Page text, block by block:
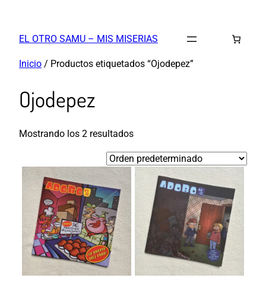
contenido
EL OTRO SAMU – MIS MISERIAS
Inicio / Productos etiquetados “Ojodepez”
Ojodepez
Mostrando los 2 resultados